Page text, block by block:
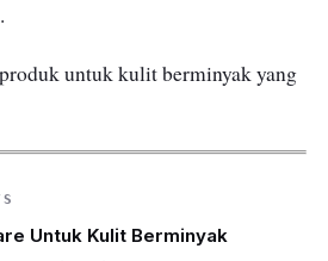
untuk kulit berminyak yang
Untuk Kulit Berminyak